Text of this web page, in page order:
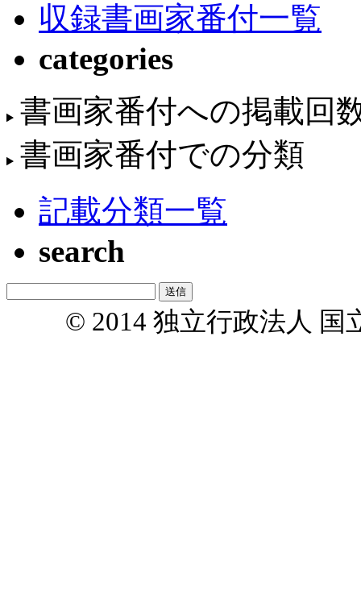
収録書画家番付一覧
categories
書画家番付への掲載回
書画家番付での分類
記載分類一覧
search
© 2014 独立行政法人 国